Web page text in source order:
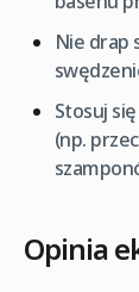
Nie drap
Stosuj
(np.
Opinia